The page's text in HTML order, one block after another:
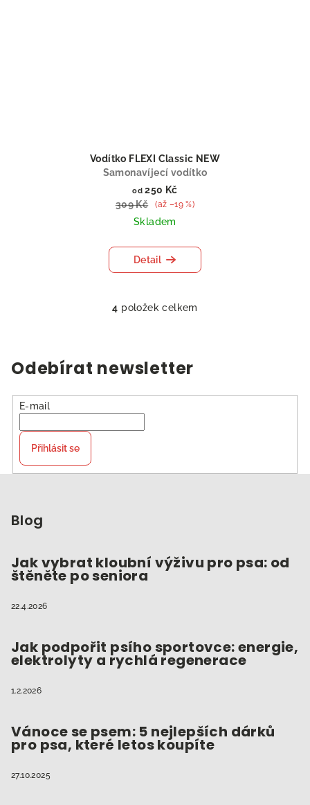
Vodítko FLEXI Classic NEW
Samonavíjecí vodítko
od 250 Kč
309 Kč
(až –19 %)
Skladem
Detail
O
á
d
a
v
i
4 položek celkem
Odebírat newsletter
E-mail
Přihlásit se
Blog
Jak vybrat kloubní výživu pro psa: od
štěněte po seniora
22.4.2026
Jak podpořit psího sportovce: energie,
elektrolyty a rychlá regenerace
1.2.2026
Vánoce se psem: 5 nejlepších dárků
pro psa, které letos koupíte
27.10.2025